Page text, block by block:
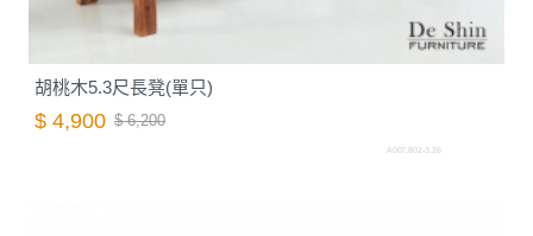
胡桃木5.3尺長凳(單只)
$ 4,900 $ 6,200
A007.802-3.26